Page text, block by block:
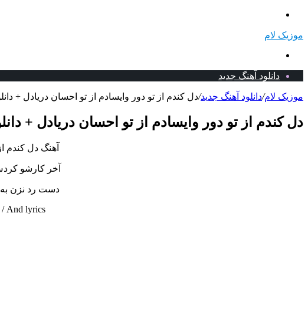
موزیک لام
دانلود آهنگ جدید
موزیک لام/دانلود آهنگ جدید/دل کندم از تو دور وایسادم از تو احسان دریادل +
دل کندم از تو دور وایسادم از تو احسان دریادل +
آهنگ دل کندم
آخر کارشو
دست رد نزن به
/ And lyrics